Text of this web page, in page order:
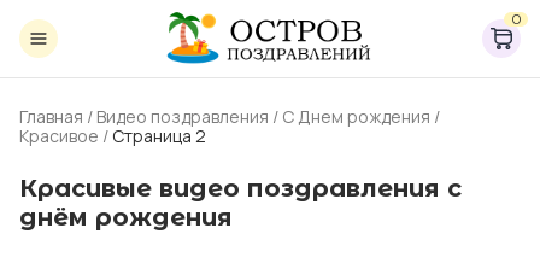
0
Главная / Видео поздравления / С Днем рождения /
Красивое / Страница 2
Красивые видео поздравления с
днём рождения